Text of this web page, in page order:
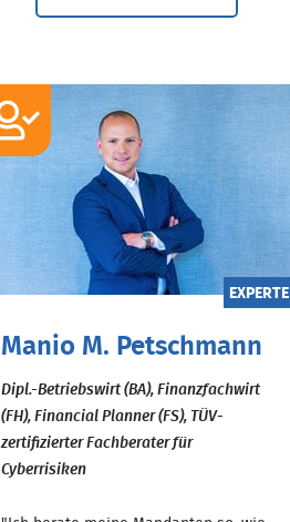
EXPERTE
Manio M. Petschmann
Dipl.-Betriebswirt (BA), Finanzfachwirt
(FH), Financial Planner (FS), TÜV-
zertifizierter Fachberater für
Cyberrisiken